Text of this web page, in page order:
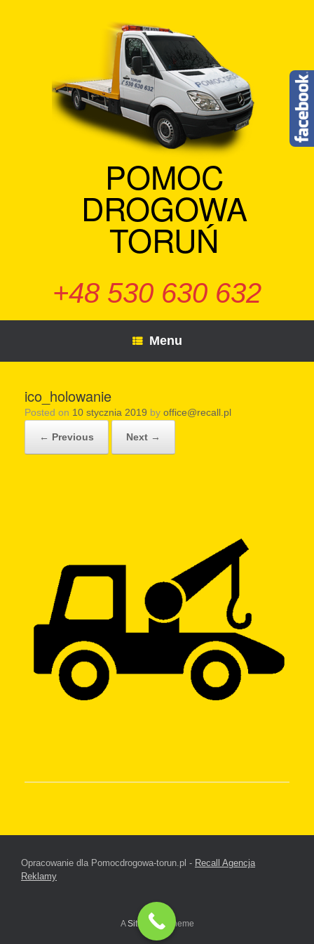
POMOC
DROGOWA
TORUŃ
+48 530 630 632
Menu
ico_holowanie
Posted on 10 stycznia 2019 by office@recall.pl
← Previous Next →
Opracowanie dla Pomocdrogowa-torun.pl - Recall Agencja
Reklamy
ASiteOrigin Theme